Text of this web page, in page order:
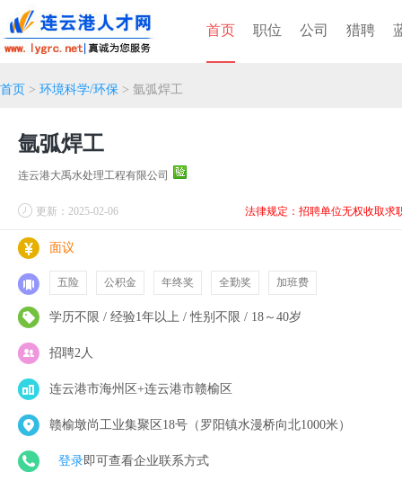
首页 职位 公司 猎聘
首页 > 环境科学/环保 > 氩弧焊工
氩弧焊工
连云港大禹水处理工程有限公司
更新：2025-02-06 法律规定：招聘单位无权收取求
面议
五险 公积金 年终奖 全勤奖 加班费
学历不限 / 经验1年以上 / 性别不限 / 18～40岁
招聘2人
连云港市海州区+连云港市赣榆区
赣榆墩尚工业集聚区18号（罗阳镇水漫桥向北1000米）
登录即可查看企业联系方式